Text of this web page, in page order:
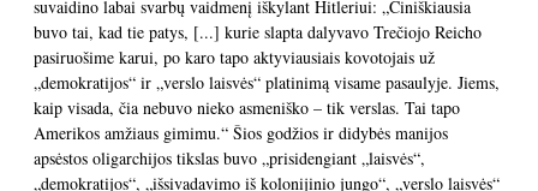
suvaidino labai svarbų vaidmenį iškylant Hitleriui: „Ciniškiausia
buvo tai, kad tie patys, [...] kurie slapta dalyvavo Trečiojo Reicho
pasiruošime karui, po karo tapo aktyviausiais kovotojais už
„demokratijos“ ir „verslo laisvės“ platinimą visame pasaulyje. Jiems,
kaip visada, čia nebuvo nieko asmeniško – tik verslas. Tai tapo
Amerikos amžiaus gimimu.“ Šios godžios ir didybės manijos
apsėstos oligarchijos tikslas buvo „prisidengiant „laisvės“,
„demokratijos“, „išsivadavimo iš kolonijinio jungo“, „verslo laisvės“